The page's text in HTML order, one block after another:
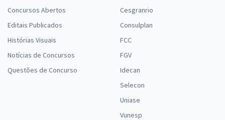
Concursos Abertos
Editais Publicados
Histórias Visuais
Notícias de Concursos
Questões de Concurso
Cesgranrio
Consulplan
FCC
FGV
Idecan
Selecon
Uniase
Vunesp